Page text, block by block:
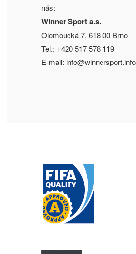
nás:
Winner Sport a.s.
Olomoucká 7, 618 00 Brno
Tel.: +420 517 578 119
E-mail: info@winnersport.info